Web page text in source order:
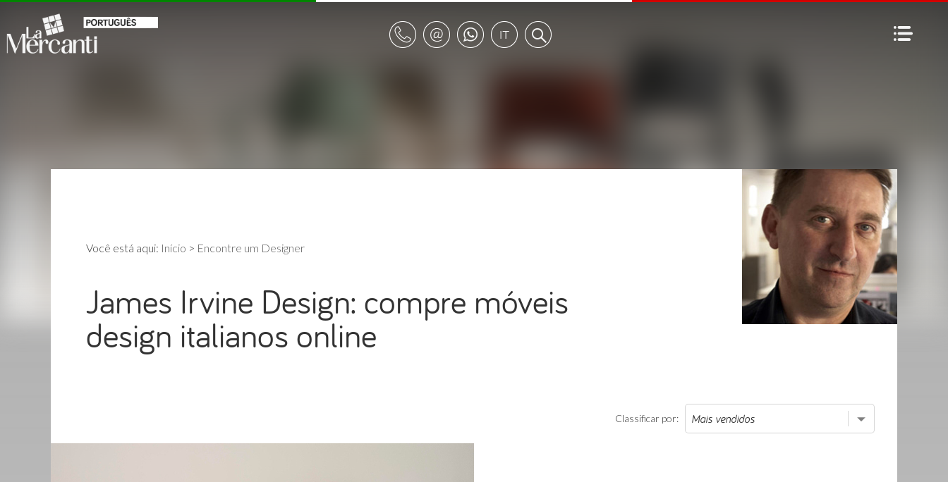
Você está aqui: Início > Encontre um Designer
James Irvine Design: compre móveis
design italianos online
Classificar por: